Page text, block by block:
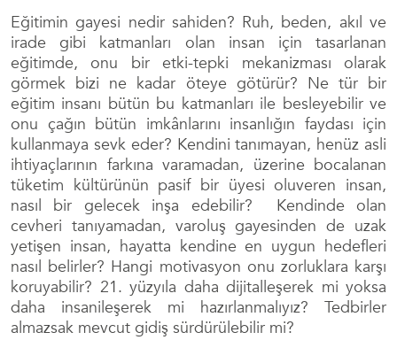
Eğitimin gayesi nedir sahiden? Ruh, beden, akıl ve
irade gibi katmanları olan insan için tasarlanan
eğitimde, onu bir etki-tepki mekanizması olarak
görmek bizi ne kadar öteye götürür? Ne tür bir
eğitim insanı bütün bu katmanları ile besleyebilir ve
onu çağın bütün imkânlarını insanlığın faydası için
kullanmaya sevk eder? Kendini tanımayan, henüz asli
ihtiyaçlarının farkına varamadan, üzerine bocalanan
tüketim kültürünün pasif bir üyesi oluveren insan,
nasıl bir gelecek inşa edebilir? Kendinde olan
cevheri tanıyamadan, varoluş gayesinden de uzak
yetişen insan, hayatta kendine en uygun hedefleri
nasıl belirler? Hangi motivasyon onu zorluklara karşı
koruyabilir? 21. yüzyıla daha dijitalleşerek mi yoksa
daha insanileşerek mi hazırlanmalıyız? Tedbirler
almazsak mevcut gidiş sürdürülebilir mi?